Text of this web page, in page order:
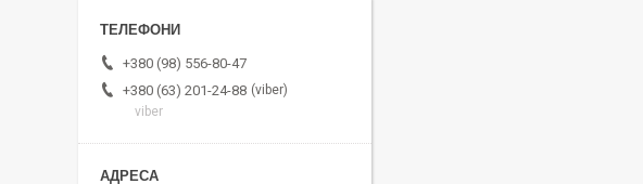
+380 (98) 556-80-47
+380 (63) 201-24-88 viber
viber